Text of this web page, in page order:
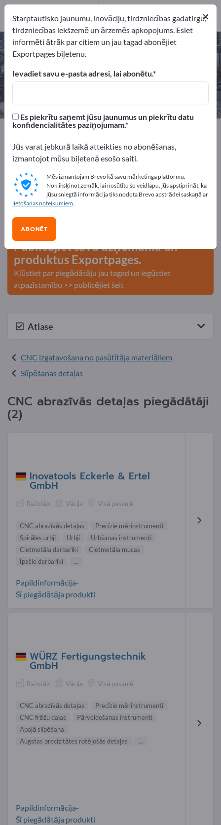
CNC abrazīvās detaļas – atrodiet
ražotājus un piegādātājus
Ražotājs2
Exportpages
Pakalpojumi
CNC izgatavošana no pasūtītāja materiāliem
CNC abrazīvās detaļas
Reklāmējieties bez maksas
Exportpages!
kontakti >> sāciet šeit
Publicējiet savu uzņēmumu un
produktus Exportpages.
Kļūstiet par piegādātāju jau tagad un iegūstiet
atpazīstamību >> publicējiet šeit
Atlase
CNC izgatavošana no pasūtītāja materiāliem
Slīpēšanas detaļas
CNC abrazīvās detaļas piegādātāji
(2)
Inovatools Eckerle & Ertel
GmbH
Ražotājs Vācija Visā pasaulē
CNC abrazīvās detaļas
Precīzie mērinstrumenti
Spirāles urbji
Urbji
Urbšanas instrumenti
Cietmetāla darbarīki
Cietmetāla mucas
Īpašie darbarīki
...
Papildinformācija-
Šī piegādātāja produkti
WÜRZ Fertigungstechnik
GmbH
Ražotājs Vācija Visā pasaulē
CNC abrazīvās detaļas
Precīzie mērinstrumenti
CNC frēžu daļas
Pārveidošanas instrumenti
Apaļā slīpēšana
Augstas precizitātes rotējošās detaļas
...
Papildinformācija-
Šī piegādātāja produkti
×
Starptautisko jaunumu, inovāciju, tirdzniecības gadatirgu,
tirdzniecības iekšzemē un ārzemēs apkopojums. Esiet
informēti ātrāk par citiem un jau tagad abonējiet
Exportpages biļetenu.
Ievadiet savu e-pasta adresi, lai abonētu.
Es piekrītu saņemt jūsu jaunumus un piekrītu datu
konfidencialitātes paziņojumam.
Jūs varat jebkurā laikā atteikties no abonēšanas,
izmantojot mūsu biļetenā esošo saiti.
Mēs izmantojam Brevo kā savu mārketinga platformu.
Noklikšķinot zemāk, lai nosūtītu šo veidlapu, jūs apstiprināt, ka
jūsu sniegtā informācija tiks nodota Brevo apstrādei saskaņā ar
lietošanas noteikumiem.
ABONĒT